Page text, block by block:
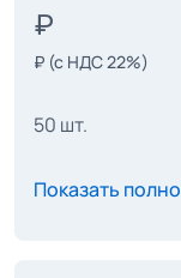
₽ (с НДС 22%)
50 шт.
Показать